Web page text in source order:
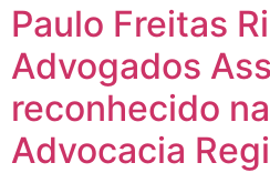
Paulo Freitas
Advogados
reconhecido
Advocacia